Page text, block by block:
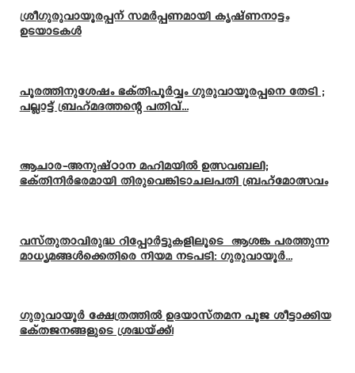
ശ്രീഗുരുവായൂരപ്പന് സമർപ്പണമായി കൃഷ്ണനാട്ടം
ഉടയാടകൾ
പൂരത്തിനുശേഷം ഭക്തിപൂർവ്വം ഗുരുവായൂരപ്പനെ തേടി ;
പല്ലാട്ട് ബ്രഹ്മദത്തന്റെ പതിവ്...
ആചാര-അനുഷ്ഠാന മഹിമയിൽ ഉത്സവബലി;
ഭക്തിനിർഭരമായി തിരുവെങ്കിടാചലപതി ബ്രഹ്മോത്സവം
വസ്തുതാവിരുദ്ധ റിപ്പോർട്ടുകളിലൂടെ ആശങ്ക പരത്തുന്ന
മാധ്യമങ്ങൾക്കെതിരെ നിയമ നടപടി: ഗുരുവായൂർ...
ഗുരുവായൂർ ക്ഷേത്രത്തിൽ ഉദയാസ്‌തമന പൂജ ശീട്ടാക്കിയ
ഭക്തജനങ്ങളുടെ ശ്രദ്ധയ്ക്ക്!